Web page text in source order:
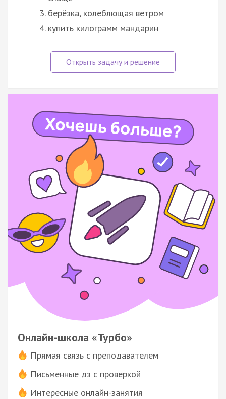
берёзка, колеблющая ветром
купить килограмм мандарин
Онлайн-школа «Турбо»
Прямая связь с преподавателем
Письменные дз с проверкой
Интересные онлайн-занятия